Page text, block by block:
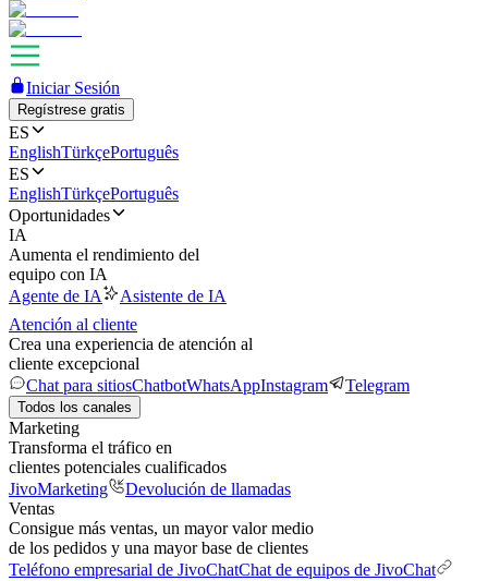
Iniciar Sesión
Regístrese gratis
ES
EnglishTürkçePortuguês
ES
EnglishTürkçePortuguês
Oportunidades
IA
Aumenta el rendimiento del
equipo con IA
Agente de IA
Asistente de IA
Atención al cliente
Crea una experiencia de atención al
cliente excepcional
Chat para sitiosChatbotWhatsAppInstagram Telegram
Todos los canales
Marketing
Transforma el tráfico en
clientes potenciales cualificados
JivoMarketing
Devolución de llamadas
Ventas
Consigue más ventas, un mayor valor medio
de los pedidos y una mayor base de clientes
Teléfono empresarial de JivoChatChat de equipos de JivoChat